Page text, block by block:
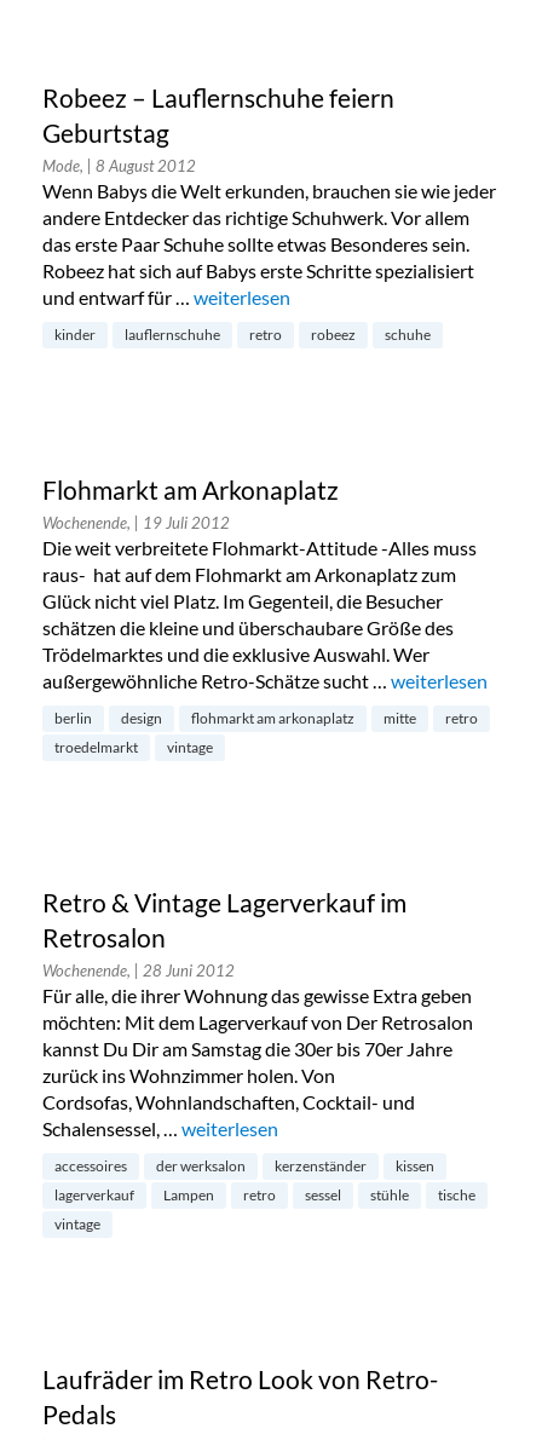
Robeez – Lauflernschuhe feiern
Geburtstag
Mode, | 8 August 2012
Wenn Babys die Welt erkunden, brauchen sie wie jeder
andere Entdecker das richtige Schuhwerk. Vor allem
das erste Paar Schuhe sollte etwas Besonderes sein.
Robeez hat sich auf Babys erste Schritte spezialisiert
und entwarf für … „Robeez – Lauflernschuhe feiern
weiterlesen
kinder lauflernschuhe retro robeez schuhe
Flohmarkt am Arkonaplatz
Wochenende, | 19 Juli 2012
Die weit verbreitete Flohmarkt-Attitude -Alles muss
raus- hat auf dem Flohmarkt am Arkonaplatz zum
Glück nicht viel Platz. Im Gegenteil, die Besucher
schätzen die kleine und überschaubare Größe des
Trödelmarktes und die exklusive Auswahl. Wer
außergewöhnliche Retro-Schätze sucht … „Flohmarkt am
weiterlesen
berlin design flohmarkt am arkonaplatz mitte
retro
troedelmarkt
vintage
Retro & Vintage Lagerverkauf im
Retrosalon
Wochenende, | 28 Juni 2012
Für alle, die ihrer Wohnung das gewisse Extra geben
möchten: Mit dem Lagerverkauf von Der Retrosalon
kannst Du Dir am Samstag die 30er bis 70er Jahre
zurück ins Wohnzimmer holen. Von
Cordsofas, Wohnlandschaften, Cocktail- und
Schalensessel, … „Retro & Vintage Lagerverkauf im
weiterlesen
accessoires der werksalon kerzenständer
kissen
lagerverkauf
Lampen retro sessel stühle
tische
vintage
Laufräder im Retro Look von Retro-
Pedals